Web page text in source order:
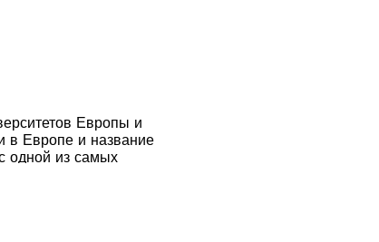
Европы и
в Европе и название
одной из самых
Duomo, Santa